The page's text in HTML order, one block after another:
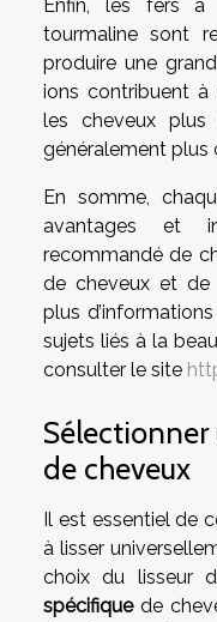
Enfin, les fers à
tourmaline sont
produire une
ions contribuent à
les cheveux plus
généralement plus
En somme,
avantages et
recommandé de
de cheveux et de
plus
sujets liés à la
consulter le site
de cheveux
Il est essentiel de
à lisser
choix du lisseur
spécifiquede